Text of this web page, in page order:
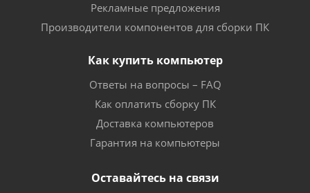
Рекламные предложения
Производители компонентов для сборки ПК
Как купить компьютер
Ответы на вопросы – FAQ
Как оплатить сборку ПК
Доставка компьютеров
Гарантия на компьютеры
Оставайтесь на связи